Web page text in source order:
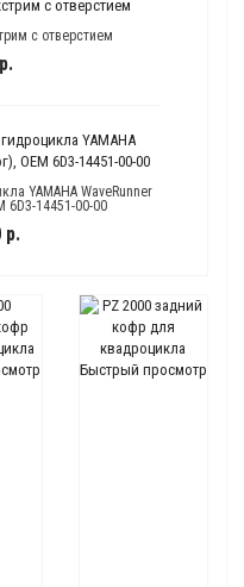
с отверстием
YAMAHA WaveRunner
6D3-14451-00-00
р.
Быстрый просмотр